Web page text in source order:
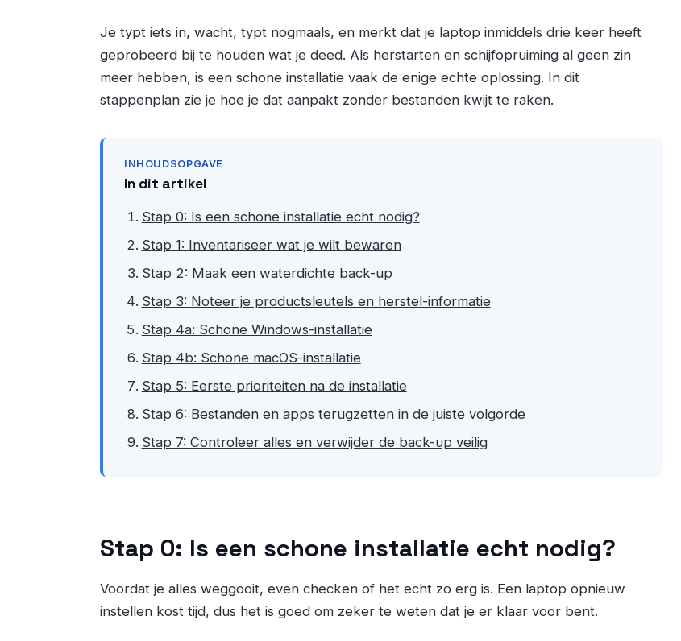
Je typt iets in, wacht, typt nogmaals, en merkt dat je laptop inmiddels drie keer heeft
geprobeerd bij te houden wat je deed. Als herstarten en schijfopruiming al geen zin
meer hebben, is een schone installatie vaak de enige echte oplossing. In dit
stappenplan zie je hoe je dat aanpakt zonder bestanden kwijt te raken.
INHOUDSOPGAVE
In dit artikel
Stap 0: Is een schone installatie echt nodig?
Stap 1: Inventariseer wat je wilt bewaren
Stap 2: Maak een waterdichte back-up
Stap 3: Noteer je productsleutels en herstel-informatie
Stap 4a: Schone Windows-installatie
Stap 4b: Schone macOS-installatie
Stap 5: Eerste prioriteiten na de installatie
Stap 6: Bestanden en apps terugzetten in de juiste volgorde
Stap 7: Controleer alles en verwijder de back-up veilig
Stap 0: Is een schone installatie echt nodig?
Voordat je alles weggooit, even checken of het echt zo erg is. Een laptop opnieuw
instellen kost tijd, dus het is goed om zeker te weten dat je er klaar voor bent.